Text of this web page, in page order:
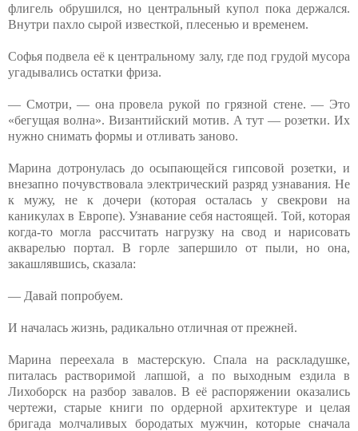
флигель обрушился, но центральный купол пока держался.
Внутри пахло сырой известкой, плесенью и временем.
Софья подвела её к центральному залу, где под грудой мусора
угадывались остатки фриза.
— Смотри, — она провела рукой по грязной стене. — Это
«бегущая волна». Византийский мотив. А тут — розетки. Их
нужно снимать формы и отливать заново.
Марина дотронулась до осыпающейся гипсовой розетки, и
внезапно почувствовала электрический разряд узнавания. Не
к мужу, не к дочери (которая осталась у свекрови на
каникулах в Европе). Узнавание себя настоящей. Той, которая
когда-то могла рассчитать нагрузку на свод и нарисовать
акварелью портал. В горле запершило от пыли, но она,
закашлявшись, сказала:
— Давай попробуем.
И началась жизнь, радикально отличная от прежней.
Марина переехала в мастерскую. Спала на раскладушке,
питалась растворимой лапшой, а по выходным ездила в
Лихоборск на разбор завалов. В её распоряжении оказались
чертежи, старые книги по ордерной архитектуре и целая
бригада молчаливых бородатых мужчин, которые сначала